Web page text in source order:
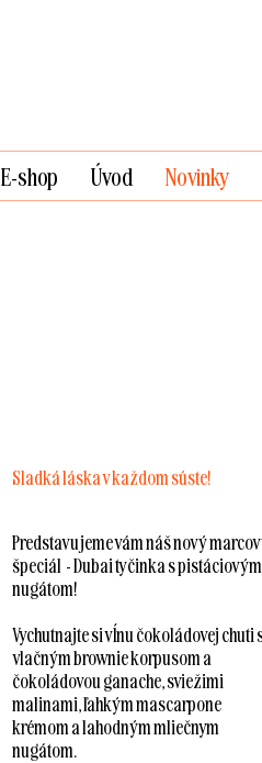
E-shop Úvod Novinky
Sladká láska v každom súste!
Predstavujeme vám náš nový
špeciál - Dubai tyčinka s pistáciovým
nugátom!
Vychutnajte si vĺnu čokoládovej chuti
vlačným brownie korpusom a
čokoládovou ganache, sviežimi
malinami, ľahkým mascarpone
krémom a lahodným mliečnym
nugátom.